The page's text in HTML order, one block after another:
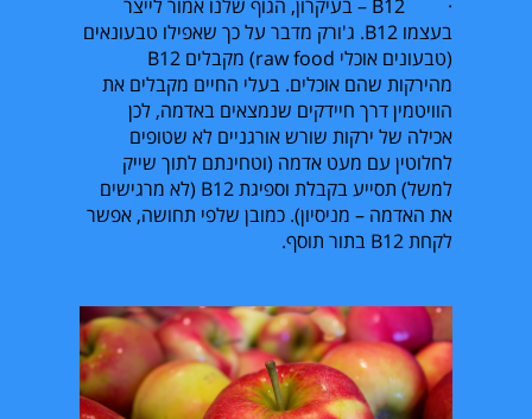
·
B12 – בעיקרון, הגוף שלנו אמור לייצר
בעצמוB12. ג'ורק מדבר על כך שאפילו טבעונאים
(טבעונים אוכלי raw food) מקבליםB12
מהירקות שהם אוכלים. בעלי החיים מקבלים את
הוויטמין דרך חיידקים שנמצאים באדמה, לכן
אכילה של ירקות שורש אורגניים לא שטופים
לחלוטין עם מעט אדמה (וטחינתם לתוך שייק
למשל) תסייע בקבלת וספיגתB12 (לא מרגישים
את האדמה – מניסיון). כמובן שלפי תחושה, אפשר
לקחתB12 בתור תוסף.